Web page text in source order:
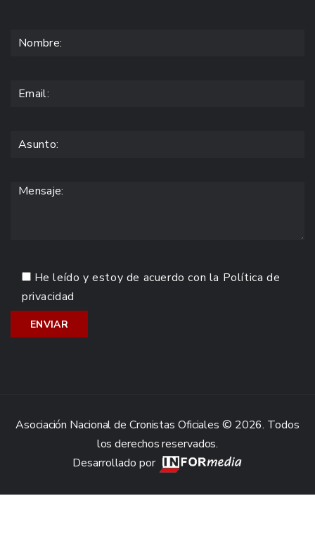
He leído y estoy de acuerdo con la Política de
privacidad
Asociación Nacional de Cronistas Oficiales © 2026. Todos
los derechos reservados.
Desarrollado por